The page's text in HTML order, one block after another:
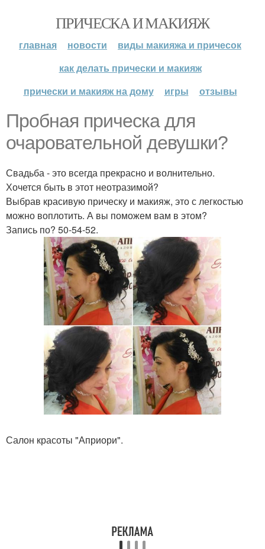
ПРИЧЕСКА И МАКИЯЖ
главная новости
виды макияжа и причесок
как делать прически и макияж
прически и макияж на дому
игры отзывы
Пробная прическа для
очаровательной девушки?
Свадьба - это всегда прекрасно и волнительно.
Хочется быть в этот неотразимой?
Выбрав красивую прическу и макияж, это с легкостью
можно воплотить. А вы поможем вам в этом?
Запись по? 50-54-52.
Салон красоты "Априори".